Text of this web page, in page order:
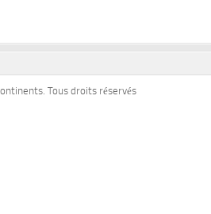
Tous droits réservés